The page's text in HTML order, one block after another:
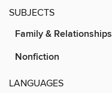
SUBJECTS
Family & Relationships
Nonfiction
LANGUAGES